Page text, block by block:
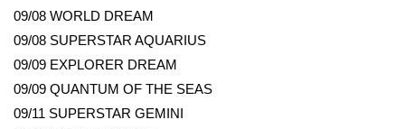
09/08 WORLD DREAM
09/08 SUPERSTAR AQUARIUS
09/09 EXPLORER DREAM
09/09 QUANTUM OF THE SEAS
09/11 SUPERSTAR GEMINI